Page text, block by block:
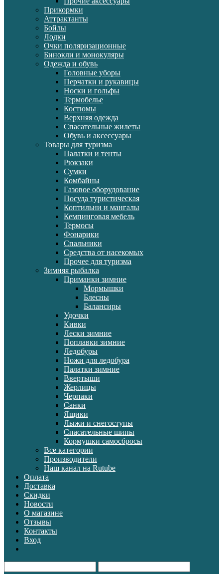
Прикормки
Аттрактанты
Бойлы
Лодки
Очки поляризационные
Бинокли и монокуляры
Одежда и обувь
Головные уборы
Перчатки и рукавицы
Носки и гольфы
Термобелье
Костюмы
Верхняя одежда
Спасательные жилеты
Обувь и аксессуары
Товары для туризма
Палатки и тенты
Рюкзаки
Сумки
Комбайны
Газовое оборудование
Посуда туристическая
Коптильни и мангалы
Кемпинговая мебель
Термосы
Фонарики
Спальники
Средства от насекомых
Прочее для туризма
Зимняя рыбалка
Приманки зимние
Мормышки
Блесны
Балансиры
Удочки
Кивки
Лески зимние
Поплавки зимние
Ледобуры
Ножи для ледобура
Палатки зимние
Ввертыши
Жерлицы
Черпаки
Санки
Ящики
Лыжи и снегоступы
Спасательные шипы
Кормушки самосбросы
Все категории
Производители
Наш канал на Rutube
Оплата
Доставка
Скидки
Новости
О магазине
Отзывы
Контакты
Вход